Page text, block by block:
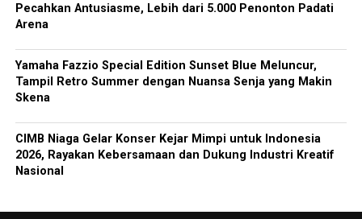
Pecahkan Antusiasme, Lebih dari 5.000 Penonton Padati
Arena
Yamaha Fazzio Special Edition Sunset Blue Meluncur,
Tampil Retro Summer dengan Nuansa Senja yang Makin
Skena
CIMB Niaga Gelar Konser Kejar Mimpi untuk Indonesia
2026, Rayakan Kebersamaan dan Dukung Industri Kreatif
Nasional